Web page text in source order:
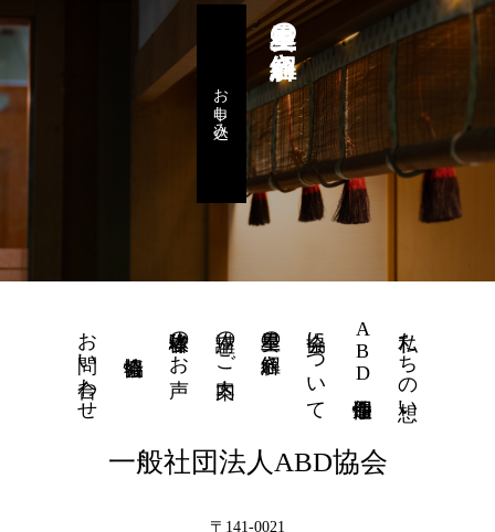
星里奏の紐解き
お申し込み
私たちの想い
ABD個性運命學
協会について
星里奏の紐解き
講座のご案内
体験者様のお声
お問い合わせ
一般社団法人ABD協会
〒141-0021